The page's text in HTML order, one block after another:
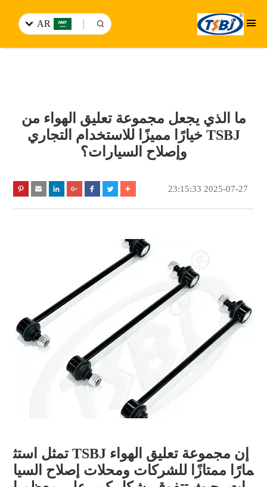
AR
ما الذي يجعل مجموعة تعليق الهواء من
TSBJ خيارًا مميزًا للاستخدام التجاري
وإصلاح السيارات؟
2025-07-27 23:15:33
إن مجموعة تعليق الهواء TSBJ تمثل استث
مارًا ممتازًا للشركات ومحلات إصلاح السيا